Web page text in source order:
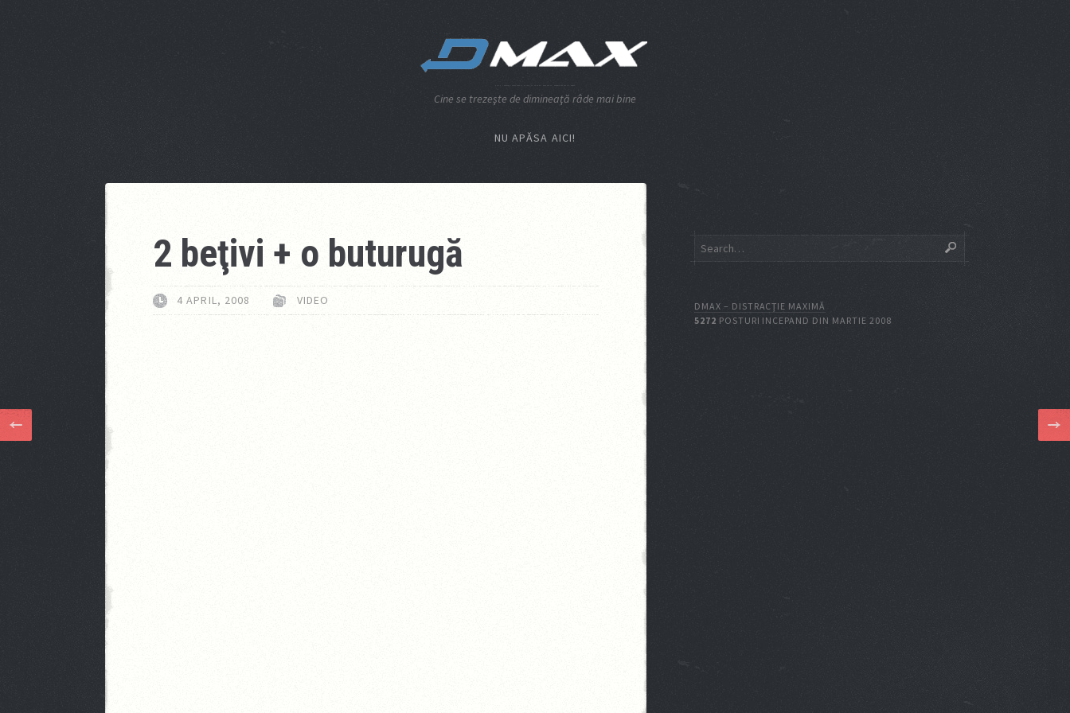
Cine se trezeşte de dimineaţă râde mai bine
NU APĂSA AICI!
2 beţivi + o buturugă
4 APRIL, 2008 VIDEO
DMAX – DISTRACŢIE MAXIMĂ
5272 POSTURI INCEPAND DIN MARTIE 2008